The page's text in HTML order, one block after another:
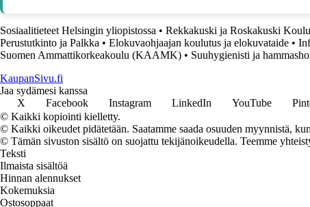
Sosiaalitieteet Helsingin yliopistossa • Rekkakuski ja Roskakuski
Perustutkinto ja Palkka • Elokuvaohjaajan koulutus ja elokuvataide •
Suomen Ammattikorkeakoulu (KAAMK) • Suuhygienisti ja
KaupanSivu.fi
Jaa sydämesi kanssa
X
Facebook Instagram LinkedIn YouTube
© Kaikki kopiointi kielletty.
© Kaikki oikeudet pidätetään. Saatamme saada osuuden myynnistä,
© Tämän sivuston sisältö on suojattu tekijänoikeudella. Teemme
Teksti
Ilmaista sisältöä
Hinnan alennukset
Kokemuksia
Ostosoppaat